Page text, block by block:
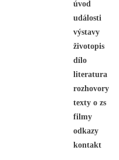
úvod
události
výstavy
životopis
dílo
literatura
rozhovory
texty o zs
filmy
odkazy
kontakt